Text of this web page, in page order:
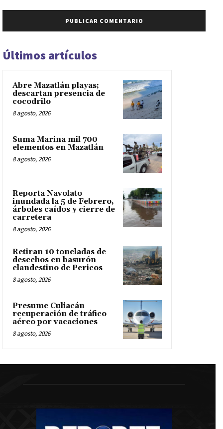
Últimos artículos
Abre Mazatlán playas;
descartan presencia de
cocodrilo
8 agosto, 2026
Suma Marina mil 700
elementos en Mazatlán
8 agosto, 2026
Reporta Navolato
inundada la 5 de Febrero,
árboles caídos y cierre de
carretera
8 agosto, 2026
Retiran 10 toneladas de
desechos en basurón
clandestino de Pericos
8 agosto, 2026
Presume Culiacán
recuperación de tráfico
aéreo por vacaciones
8 agosto, 2026